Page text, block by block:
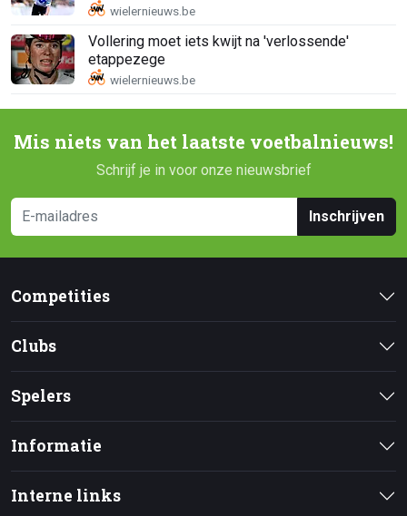
Vollering moet iets kwijt na 'verlossende'
etappezege
Mis niets van het laatste voetbalnieuws!
Schrijf je in voor onze nieuwsbrief
Inschrijven
Competities
Clubs
Spelers
Informatie
Interne links